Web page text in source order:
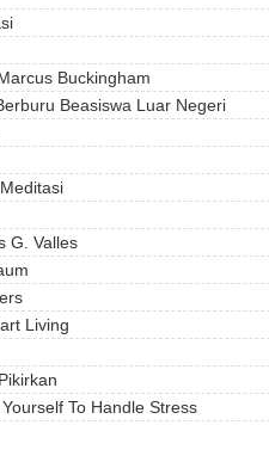
Buckingham
Beasiswa Luar Negeri
G. Valles
Living
To Handle Stress